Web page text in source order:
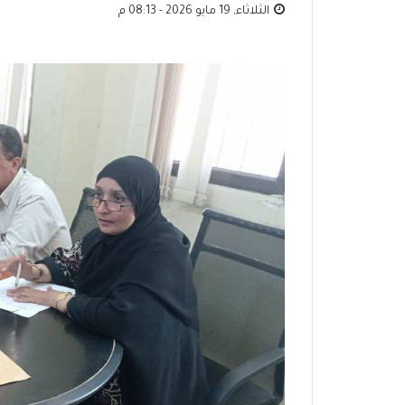
الثلاثاء, 19 مايو 2026 - 08:13 م